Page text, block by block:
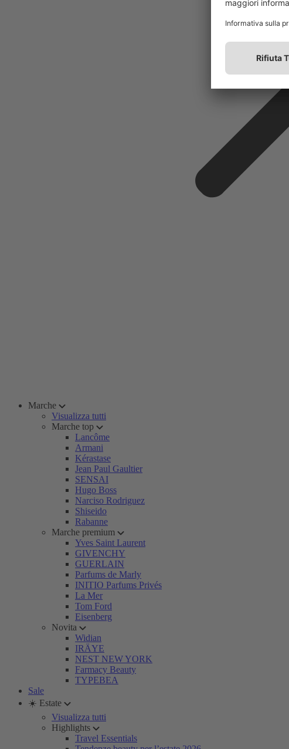
Marche
Visualizza tutti
Marche top
Lancôme
Armani
Kérastase
Jean Paul Gaultier
SENSAI
Hugo Boss
Narciso Rodriguez
Shiseido
Rabanne
Marche premium
Yves Saint Laurent
GIVENCHY
GUERLAIN
Parfums de Marly
INITIO Parfums Privés
La Mer
Tom Ford
Eisenberg
Novita
Widian
IRÄYE
NEST NEW YORK
Farmacy Beauty
TYPEBEA
Sale
☀️ Estate
Visualizza tutti
Highlights
Travel Essentials